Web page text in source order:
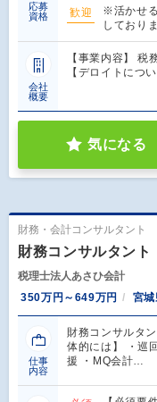
応募
資格
歓迎
※活かせ
しており
会社
概要
【事業内容】 税
【デロイトにつ
気になる
財務・会計コンサルタント
財務コンサルタント
税理士法人あさひ会計
350万円～649万円
宮
仕事
内容
財務コンサルタ
体的には】 ・巡
援 ・MQ会計…